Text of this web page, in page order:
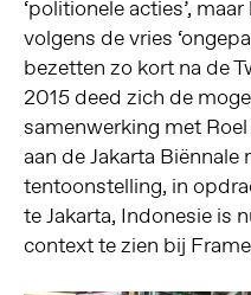
‘politionele acties’,
volgens de vries
bezetten zo kort na de
2015 deed zich de
samenwerking met
aan de Jakarta Biënnale
tentoonstelling, in
te Jakarta, Indonesie is
context te zien bij